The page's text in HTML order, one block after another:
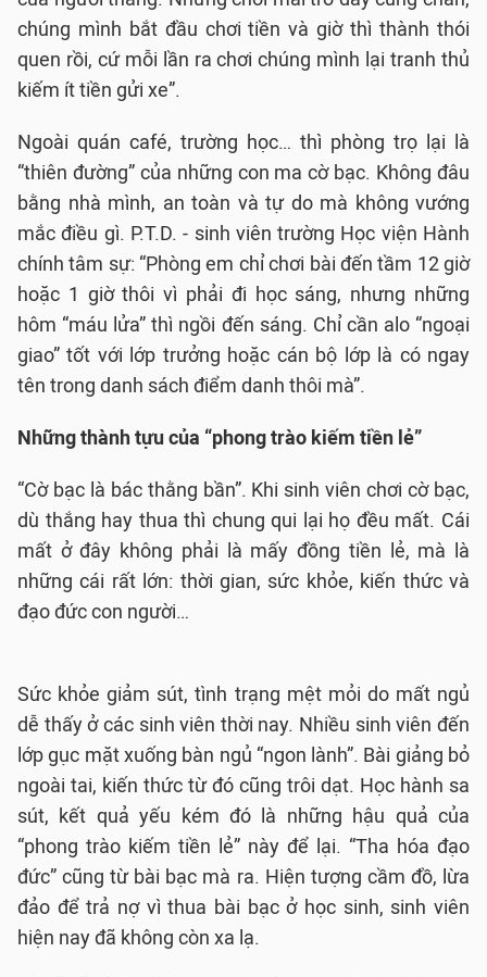
chúng mình bắt đầu chơi tiền và giờ thì thành thói
quen rồi, cứ mỗi lần ra chơi chúng mình lại tranh thủ
kiếm ít tiền gửi xe”.
Ngoài quán café, trường học… thì phòng trọ lại là
“thiên đường” của những con ma cờ bạc. Không đâu
bằng nhà mình, an toàn và tự do mà không vướng
mắc điều gì. P.T.D. - sinh viên trường Học viện Hành
chính tâm sự: “Phòng em chỉ chơi bài đến tầm 12 giờ
hoặc 1 giờ thôi vì phải đi học sáng, nhưng những
hôm “máu lửa” thì ngồi đến sáng. Chỉ cần alo “ngoại
giao” tốt với lớp trưởng hoặc cán bộ lớp là có ngay
tên trong danh sách điểm danh thôi mà”.
Những thành tựu của “phong trào kiếm tiền lẻ”
“Cờ bạc là bác thằng bần”. Khi sinh viên chơi cờ bạc,
dù thắng hay thua thì chung qui lại họ đều mất. Cái
mất ở đây không phải là mấy đồng tiền lẻ, mà là
những cái rất lớn: thời gian, sức khỏe, kiến thức và
đạo đức con người…
Sức khỏe giảm sút, tình trạng mệt mỏi do mất ngủ
dễ thấy ở các sinh viên thời nay. Nhiều sinh viên đến
lớp gục mặt xuống bàn ngủ “ngon lành”. Bài giảng bỏ
ngoài tai, kiến thức từ đó cũng trôi dạt. Học hành sa
sút, kết quả yếu kém đó là những hậu quả của
“phong trào kiếm tiền lẻ” này để lại. “Tha hóa đạo
đức” cũng từ bài bạc mà ra. Hiện tượng cầm đồ, lừa
đảo để trả nợ vì thua bài bạc ở học sinh, sinh viên
hiện nay đã không còn xa lạ.